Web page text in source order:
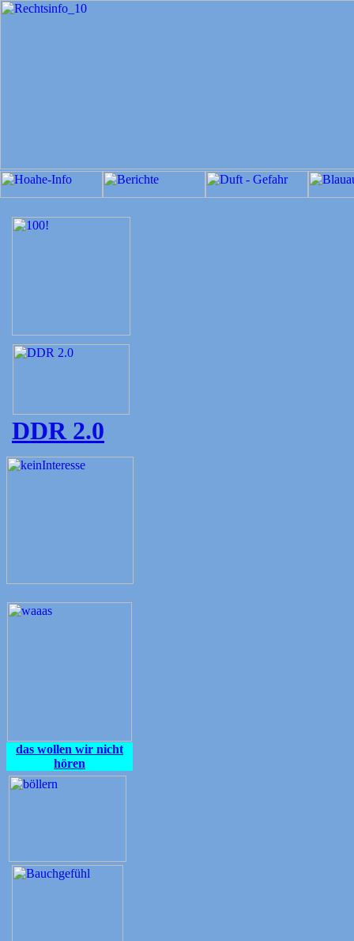
DDR 2.0
das wollen wir nicht
hören